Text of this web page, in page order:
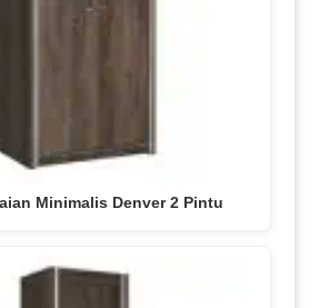
Minimalis Denver 2 Pintu